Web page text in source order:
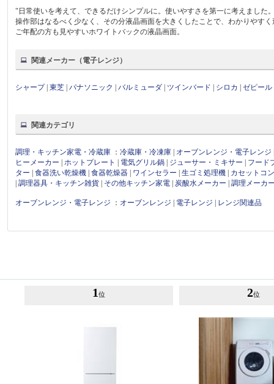
"日常使いを考えて、できるだけシンプルに。使いやすさを第一に考えました
操作部はなるべく少なく、その分液晶画面を大きくしたことで、わかりやす
ご年配の方も見やすいホワイトバックの液晶画面。
関連メーカー（電子レンジ）
シャープ|東芝 |パナソニック |バルミューダ ツインバード シロカ |ゼピール
関連カテゴリ
調理・キッチン家電・冷蔵庫 ：冷蔵庫・冷凍庫 オーブンレンジ・電子レンジ
ヒーメーカー |ホットプレート 電気グリル鍋 ジューサー・ミキサー
フード
ター |食器洗い乾燥機 |食器乾燥器 ワインセラー |生ゴミ処理機
カセットコ
|調理器具・キッチン雑貨 その他キッチン家電 |炭酸水メーカー |調理メーカ
オーブンレンジ・電子レンジ ： オーブンレンジ 電子レンジ レンジ関連品
1 位 2位